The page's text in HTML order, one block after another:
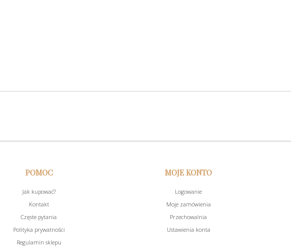
POMOC
Jak kupować?
Kontakt
Częste pytania
Polityka prywatności
Regulamin sklepu
MOJE KONTO
Logowanie
Moje zamówienia
Przechowalnia
Ustawienia konta